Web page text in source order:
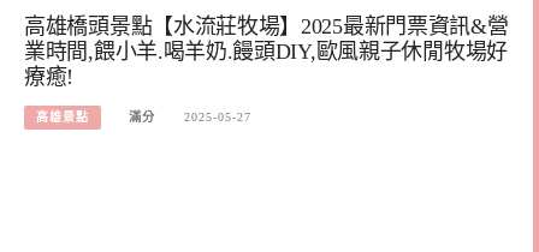
高雄橋頭景點【水流莊牧場】2025最新門票資訊&營
業時間,餵小羊.喝羊奶.饅頭DIY,歐風親子休閒牧場好
療癒!
高雄景點 滿分 2025-05-27